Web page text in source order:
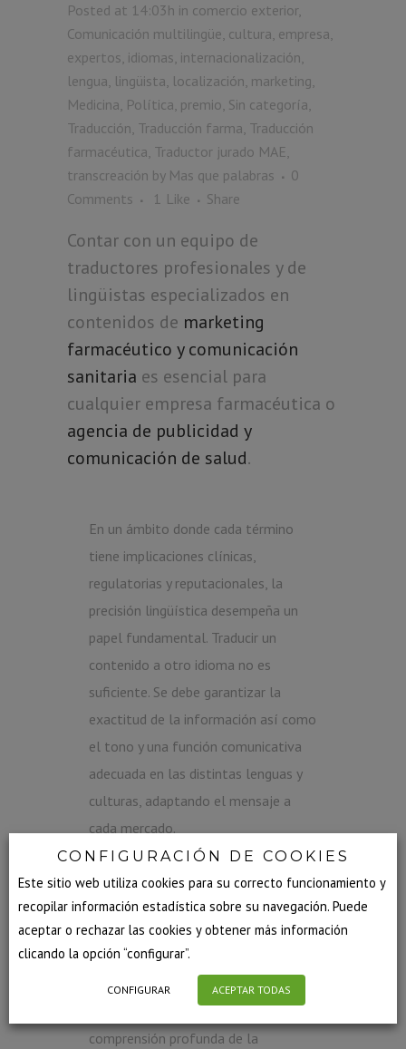
Posted at 14:03h in comercio exterior,
Comunicación multilingüe, cultura, empresa,
expertos, idiomas, internacionalización,
lengua, lingüista, localización, marketing,
Medicina, Política, premio, Sin categoría,
Traducción, Traducción farma, Traducción
farmacéutica, Traductor jurado MAE,
transcreación by Mas que palabras
0
Comments
1 Like Share
Contar con un equipo de
traductores profesionales y de
lingüistas especializados en
contenidos de marketing
farmacéutico y comunicación
sanitaria es esencial para
cualquier empresa farmacéutica o
agencia de publicidad y
comunicación de salud.
En un ámbito donde cada término
tiene implicaciones clínicas,
regulatorias y reputacionales, la
precisión lingüística desempeña un
papel fundamental. Traducir un
contenido a otro idioma no es
suficiente. Se debe garantizar la
exactitud de la información así como
el tono y una función comunicativa
adecuada en las distintas lenguas y
culturas, adaptando el mensaje a
cada mercado.
Los materiales de promoción de
medicamentos, las campañas
dirigidas a profesionales sanitarios,
los documentos informativos para
pacientes y los contenidos
corporativos requieren una
comprensión profunda de la
CONFIGURACIÓN DE COOKIES
Este sitio web utiliza cookies para su correcto funcionamiento y
recopilar información estadística sobre su navegación. Puede
aceptar o rechazar las cookies y obtener más información
clicando la opción “configurar”.
CONFIGURAR ACEPTAR TODAS